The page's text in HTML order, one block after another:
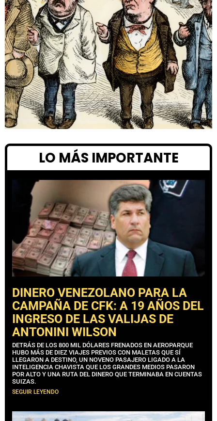
LO MÁS IMPORTANTE
DINERO VENEZOLANO PARA LA
CAMPAÑA DE CFK: A 19 AÑOS DEL
INGRESO DE LAS VALIJAS DE
ANTONINI WILSON
DETRÁS DE LOS 800 MIL DÓLARES FRENADOS EN AEROPARQUE
HUBO MÁS DE DIEZ VIAJES PREVIOS CON MALETAS QUE SÍ
LLEGARON A DESTINO, UN NOVENO PASAJERO LIGADO A LA
INTELIGENCIA CHAVISTA QUE LOS GRANDES MEDIOS PASARON
POR ALTO Y UNA RUTA DEL DINERO QUE TERMINABA EN CUENTAS
SUIZAS.
SEGUIR LEYENDO